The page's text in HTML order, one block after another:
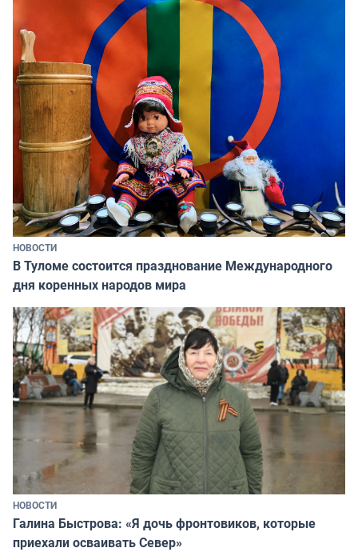
НОВОСТИ
В Туломе состоится празднование Международного
дня коренных народов мира
НОВОСТИ
Галина Быстрова: «Я дочь фронтовиков, которые
приехали осваивать Север»